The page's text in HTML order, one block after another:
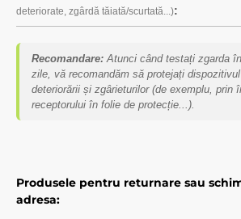
deteriorate, zgârdă tăiată/scurtată...):
Recomandare: Atunci când testați zgarda
zile, vă recomandăm să protejați
deteriorării și zgârieturilor (de exemplu, prin
receptorului în folie de protecție...).
Produsele pentru returnare sau
adresa: